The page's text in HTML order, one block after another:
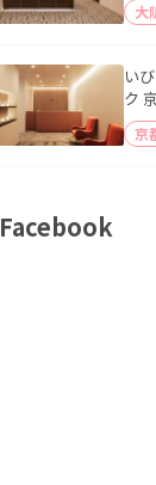
大
い
ク
京
Facebook